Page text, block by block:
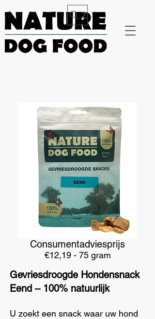
Zoeken
Consumentadviesprijs
€12,19 - 75 gram
Gevriesdroogde Hondensnack
Eend – 100% natuurlijk
U zoekt een snack waar uw hond